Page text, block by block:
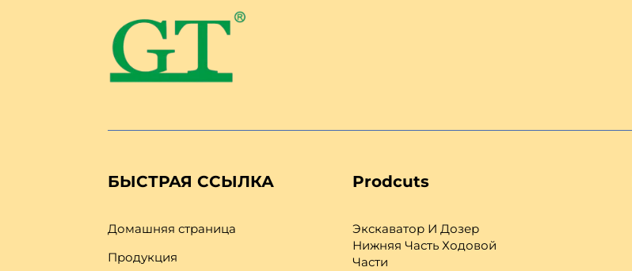
БЫСТРАЯ ССЫЛКА
Домашняя страница
Продукция
Prodcuts
Экскаватор И Дозер
Нижняя Часть Ходовой
Части